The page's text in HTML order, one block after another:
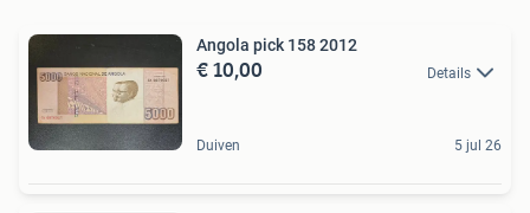
Angola pick 158 2012
€ 10,00 Details
Duiven 5 jul 26